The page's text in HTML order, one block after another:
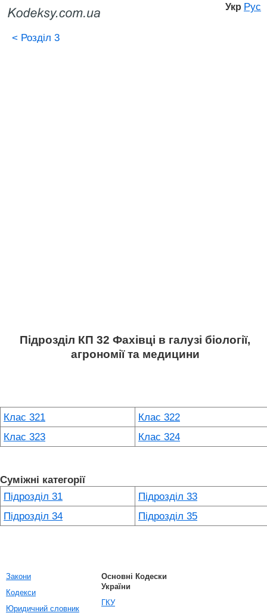
Укр Рус
< Розділ 3
Підрозділ КП 32 Фахівці в галузі біології,
агрономії та медицини
Клас 321
Клас 322
Клас 323
Клас 324
Суміжні категорії
Підрозділ 31
Підрозділ 33
Підрозділ 34
Підрозділ 35
Закони
Кодекси
Юридичний словник
Основні Кодески
України
ГКУ